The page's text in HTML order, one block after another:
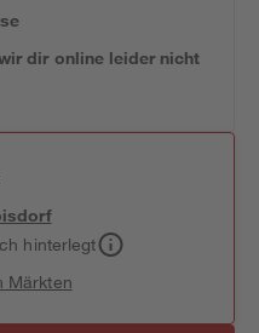
dir online leider nicht
hinterlegt
Märkten